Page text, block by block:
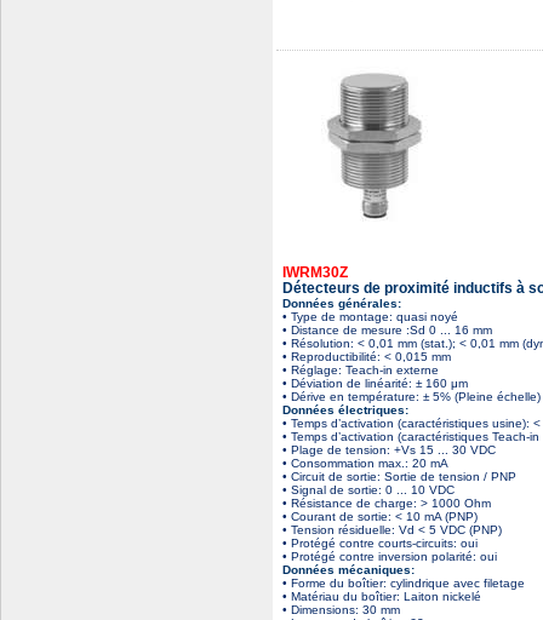
IWRM30Z
Détecteurs de proximité inductifs à
Données générales:
• Type de montage: quasi noyé
• Distance de mesure :Sd 0 ... 16 mm
• Résolution: < 0,01 mm (stat.); < 0,01 mm
• Reproductibilité: < 0,015 mm
• Réglage: Teach-in externe
• Déviation de linéarité: ± 160 μm
• Dérive en température: ± 5% (Pleine échelle)
Données électriques:
• Temps d’activation (caractéristiques usine):
• Temps d’activation (caractéristiques Teach-
• Plage de tension: +Vs 15 ... 30 VDC
• Consommation max.: 20 mA
• Circuit de sortie: Sortie de tension / PNP
• Signal de sortie: 0 ... 10 VDC
• Résistance de charge: > 1000 Ohm
• Courant de sortie: < 10 mA (PNP)
• Tension résiduelle: Vd < 5 VDC (PNP)
• Protégé contre courts-circuits: oui
• Protégé contre inversion polarité: oui
Données mécaniques:
• Forme du boîtier: cylindrique avec filetage
• Matériau du boîtier: Laiton nickelé
• Dimensions: 30 mm